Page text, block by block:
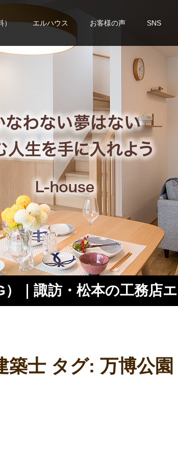
） エルハウス お客様の声 SNS
｜諏訪・松本の工務店
築士 タグ: 万博公園